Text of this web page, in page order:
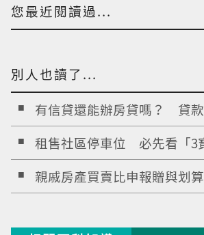
您最近閱讀過...
別人也讀了...
有信貸還能辦房貸嗎？ 貸
租售社區停車位 必先看「3
親戚房產買賣比申報贈與划算